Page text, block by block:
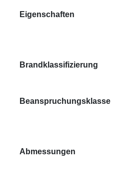
Eigenschaften
Brandklassifizierung
Beanspruchungsklasse
Abmessungen